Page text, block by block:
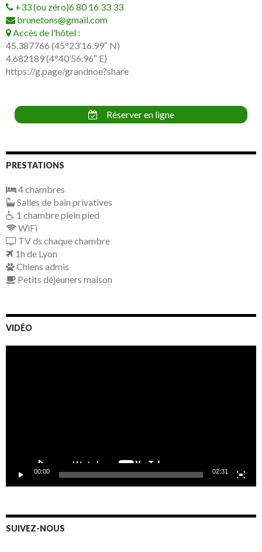
+33 (ou zéro)6 80 16 33 33
brunetons@gmail.com
Accès de l'hôtel :
45.387766 (45°23’16.99″ N)
4.682189 (4°40’56.96″ E)
https://g.page/grandnoe?share
Réserver en ligne
PRESTATIONS
4 chambres
Salles de bain privatives
1 chambre plein pied
WiFi
TV ds chaque chambre
1h de Lyon
Chiens admis
Petits déjeuners maison
VIDÉO
00:00 02:31
SUIVEZ-NOUS